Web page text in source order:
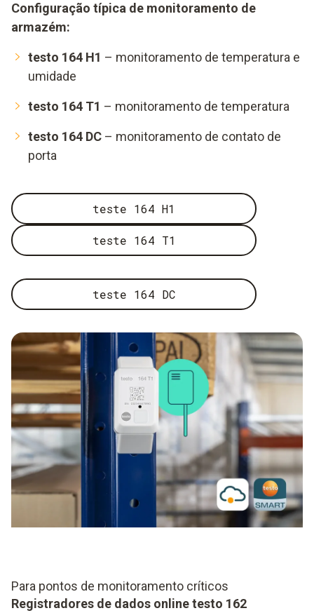
Configuração típica de monitoramento de
armazém:
testo 164 H1 – monitoramento de temperatura e
umidade
testo 164 T1 – monitoramento de temperatura
testo 164 DC – monitoramento de contato de
porta
teste 164 H1
teste 164 T1
teste 164 DC
Para pontos de monitoramento críticos
Registradores de dados online testo 162